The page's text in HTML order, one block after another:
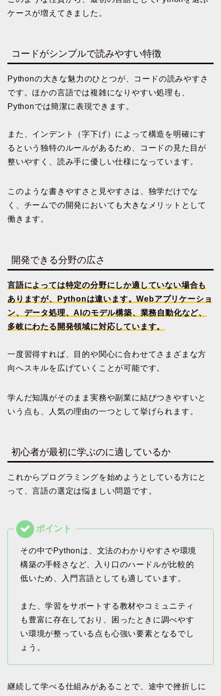
ケースが増えてきました。
コードがシンプルで読みやすい特徴
Pythonの大きな魅力のひとつが、コードの読みやすさ
です。ほかの言語では複雑になりやすい処理も、
Pythonでは簡潔に表現できます。
また、インデント（字下げ）によって構造を明確にす
るという独特のルールがあるため、コードの見た目が
整いやすく、読み手に優しい仕様になっています。
このような書きやすさと見やすさは、独学だけでな
く、チームでの開発においても大きなメリットとして
働きます。
開発できる分野の広さ
言語によっては特定の分野にしか適していない場合も
ありますが、Pythonは違います。Webアプリケーショ
ン、データ処理、AIのモデル構築、業務自動化など、
多岐にわたる開発領域に対応しています。
一度習得すれば、目的や関心に合わせてさまざまな方
向へスキルを広げていくことが可能です。
学んだ知識がそのまま実務や副業に結びつきやすいと
いう点も、人気の理由の一つとして挙げられます。
初心者が最初に学ぶのに適しているか
これからプログラミングを始めようとしている方にと
って、言語の選定は悩ましい問題です。
その中でPythonは、文法のわかりやすさや環境
構築の手軽さなど、入り口のハードルが比較的
低いため、入門言語としても適しています。
また、学習をサポートする教材やコミュニティ
も豊富に存在しており、困ったときに調べやす
い環境が整っている点も心強い要素となるでし
ょう。
継続して学べる仕組みがあることで、途中で挫折しに